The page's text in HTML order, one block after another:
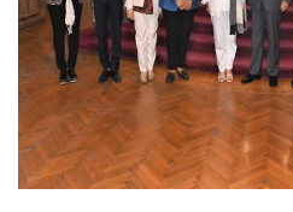
الطلاب
هيئة التدريس
الدراسات العليا